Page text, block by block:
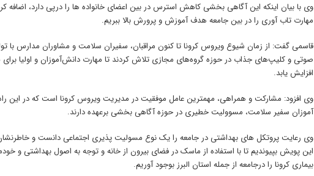
وی با بیان اینکه این آگاهی بخشی کاهش استرس در بین اعضای خانواده ها را درپی دارد، اضافه
مهارت تاب آوری را در بین جامعه هدف آموزش و پرورش بالا ببریم.
قاسمی گفت: از زمان شیوع ویروس کرونا تا کنون مراقبان، سفیران سلامت و مشاوران مدارس با
صوتی و کلیپ‌های جذاب در حوزه گروه‌های مجازی تلاش کردند تا مهارت دانش‌آموزان و اولیا برای
افزایش یابد.
وی افزود: مشارکت و همراهی، مهمترین عامل موفقیت در مدیریت ویروس کرونا است که در این
آموزان سفیر سلامت، مسوولیت خطیری در حوزه آگاهی بخشی برعهده دارند.
وی رعایت پروتکل های بهداشتی در جامعه را یک نوع مسولیت پذیری اجتماعی دانست و
این پویش بپیوندیم تا با استفاده از ماسک در فضای بیرون از خانه و توجه به اصول بهداشتی و
بیماری کرونا را درجامعه از جمله استان البرز بوجود آوریم.